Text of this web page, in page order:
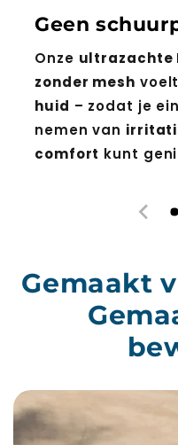
Geen
Onze ultrazachte
zonder mesh
huid – zodat je
nemen van
comfort kunt
Gemaakt